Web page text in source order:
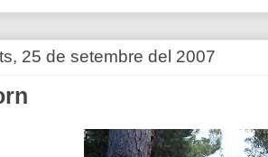
25 de setembre del 2007